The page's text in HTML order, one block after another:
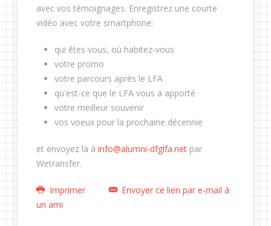
avec vos témoignages. Enregistrez une courte
vidéo avec votre smartphone:
qui êtes vous, où habitez-vous
votre promo
votre parcours après le LFA
qu'est-ce que le LFA vous a apporté
votre meilleur souvenir
vos voeux pour la prochaine décennie
et envoyez la à info@alumni-dfglfa.net par
Wetransfer.
Imprimer
Envoyer ce lien par e-mail à
un ami